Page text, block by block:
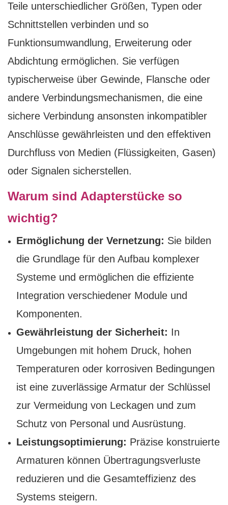
Teile unterschiedlicher Größen, Typen oder
Schnittstellen verbinden und so
Funktionsumwandlung, Erweiterung oder
Abdichtung ermöglichen. Sie verfügen
typischerweise über Gewinde, Flansche oder
andere Verbindungsmechanismen, die eine
sichere Verbindung ansonsten inkompatibler
Anschlüsse gewährleisten und den effektiven
Durchfluss von Medien (Flüssigkeiten, Gasen)
oder Signalen sicherstellen.
Warum sind Adapterstücke so
wichtig?
Ermöglichung der Vernetzung: Sie bilden
die Grundlage für den Aufbau komplexer
Systeme und ermöglichen die effiziente
Integration verschiedener Module und
Komponenten.
Gewährleistung der Sicherheit: In
Umgebungen mit hohem Druck, hohen
Temperaturen oder korrosiven Bedingungen
ist eine zuverlässige Armatur der Schlüssel
zur Vermeidung von Leckagen und zum
Schutz von Personal und Ausrüstung.
Leistungsoptimierung: Präzise konstruierte
Armaturen können Übertragungsverluste
reduzieren und die Gesamteffizienz des
Systems steigern.